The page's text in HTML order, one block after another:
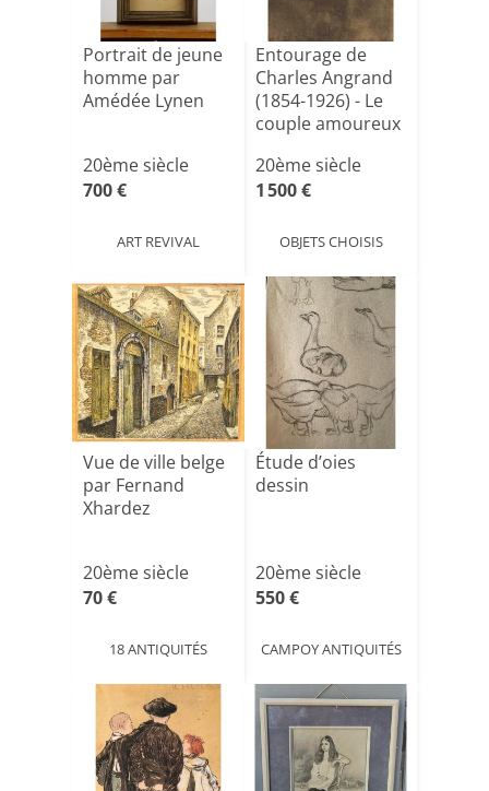
Portrait de jeune
homme par
Amédée Lynen
20ème siècle
700 €
ART REVIVAL
Entourage de
Charles Angrand
(1854-1926) - Le
couple amoureux
20ème siècle
1 500 €
OBJETS CHOISIS
Vue de ville belge
par Fernand
Xhardez
20ème siècle
70 €
18 ANTIQUITÉS
Étude d’oies
dessin
20ème siècle
550 €
CAMPOY ANTIQUITÉS